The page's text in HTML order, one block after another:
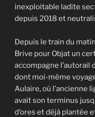
inexploitable ladite
depuis 2018 et
Depuis le train du
Brive pour Objat un
accompagne l’autorail
dont moi-même
Aulaire, où l’ancienne
avait son terminus
d’ores et déjà plantée